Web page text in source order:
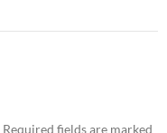
Required fields are marked